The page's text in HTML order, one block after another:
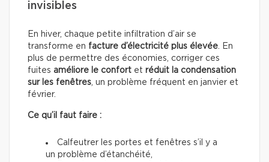
invisibles
En hiver, chaque petite infiltration d’air se
transforme en facture d’électricité plus élevée. En
plus de permettre des économies, corriger ces
fuites améliore le confort et réduit la condensation
sur les fenêtres, un problème fréquent en janvier et
février.
Ce qu’il faut faire :
Calfeutrer les portes et fenêtres s’il y a
un problème d’étanchéité,